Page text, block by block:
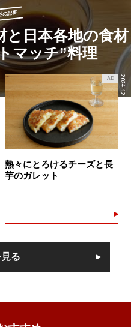
の記事
と日本各地の食材
マッチ”料理
2024.12.06
AD
熱々にとろけるチーズと長
芋のガレット
る